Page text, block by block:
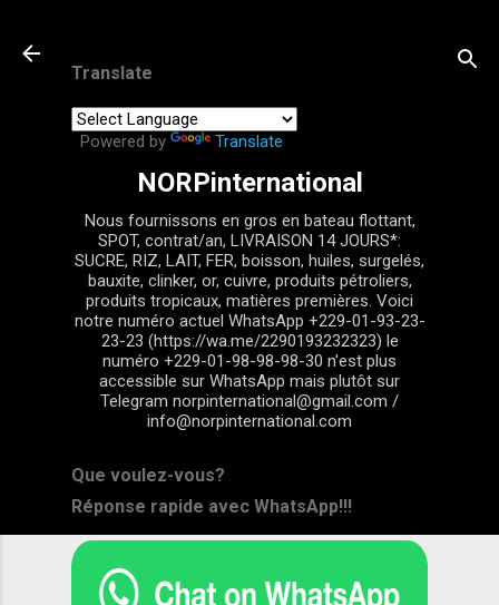
Translate
Powered by Translate
NORPinternational
Nous fournissons en gros en bateau flottant,
SPOT, contrat/an, LIVRAISON 14 JOURS*:
SUCRE, RIZ, LAIT, FER, boisson, huiles, surgelés,
bauxite, clinker, or, cuivre, produits pétroliers,
produits tropicaux, matières premières. Voici
notre numéro actuel WhatsApp +229-01-93-23-
23-23 (https://wa.me/2290193232323) le
numéro +229-01-98-98-98-30 n'est plus
accessible sur WhatsApp mais plutôt sur
Telegram norpinternational@gmail.com /
info@norpinternational.com
Que voulez-vous?
Réponse rapide avec WhatsApp!!!